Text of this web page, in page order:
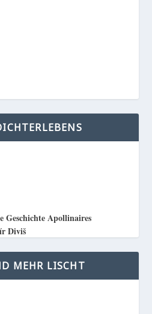
Geschichte Apollinaires
Diviš
MEHR LISCHT